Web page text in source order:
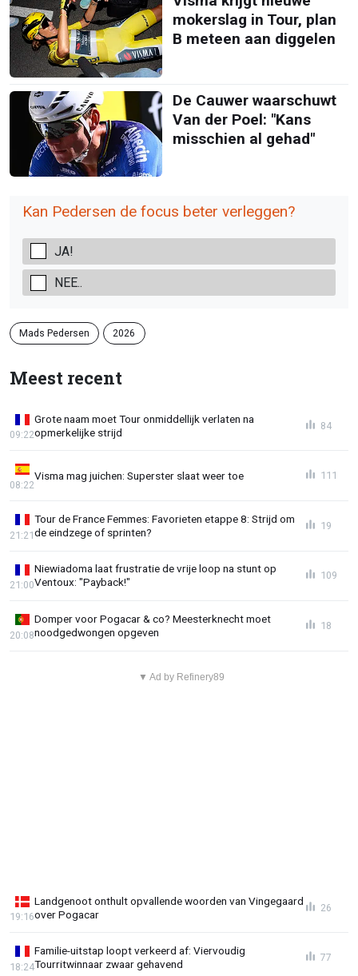
mokerslag in Tour, plan
B meteen aan diggelen
De Cauwer waarschuwt
Van der Poel: "Kans
misschien al gehad"
Kan Pedersen de focus beter verleggen?
JA!
NEE..
Mads Pedersen 2026
Meest recent
Grote naam moet Tour onmiddellijk verlaten na
opmerkelijke strijd
09:22
84
Visma mag juichen: Superster slaat weer toe
08:22
111
Tour de France Femmes: Favorieten etappe 8: Strijd om
de eindzege of sprinten?
21:21
19
Niewiadoma laat frustratie de vrije loop na stunt op
Ventoux: "Payback!"
21:00
109
Domper voor Pogacar & co? Meesterknecht moet
noodgedwongen opgeven
20:08
18
▼ Ad by Refinery89
Landgenoot onthult opvallende woorden van Vingegaard
over Pogacar
19:16
26
Familie-uitstap loopt verkeerd af: Viervoudig
Tourritwinnaar zwaar gehavend
18:24
77